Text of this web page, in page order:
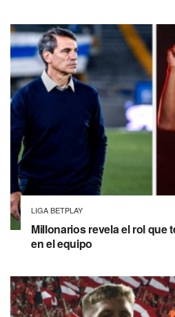
LIGA BETPLAY
Millonarios revela el rol que
en el equipo